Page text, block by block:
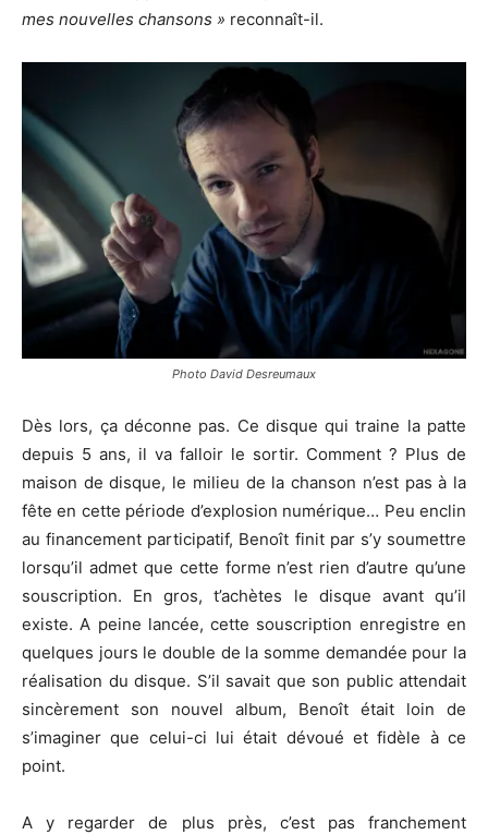
mes nouvelles chansons » reconnaît-il.
Photo David Desreumaux
Dès lors, ça déconne pas. Ce disque qui traine la patte
depuis 5 ans, il va falloir le sortir. Comment ? Plus de
maison de disque, le milieu de la chanson n’est pas à la
fête en cette période d’explosion numérique… Peu enclin
au financement participatif, Benoît finit par s’y soumettre
lorsqu’il admet que cette forme n’est rien d’autre qu’une
souscription. En gros, t’achètes le disque avant qu’il
existe. A peine lancée, cette souscription enregistre en
quelques jours le double de la somme demandée pour la
réalisation du disque. S’il savait que son public attendait
sincèrement son nouvel album, Benoît était loin de
s’imaginer que celui-ci lui était dévoué et fidèle à ce
point.
A y regarder de plus près, c’est pas franchement